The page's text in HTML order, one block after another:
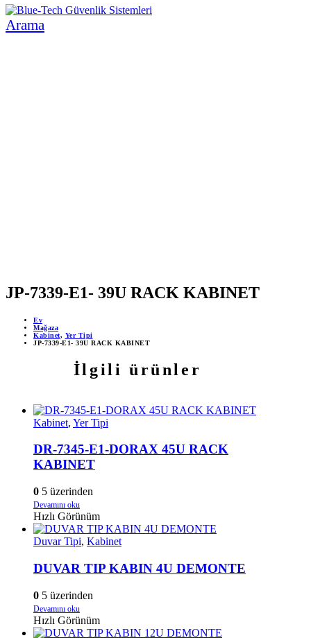
Arama
JP-7339-E1- 39U RACK KABINET
Ev
Mağaza
Kabinet, Yer Tipi
JP-7339-E1- 39U RACK KABINET
İlgili ürünler
Kabinet, Yer Tipi
DR-7345-E1-DORAX 45U RACK
KABINET
0 5 üzerinden
Devamını oku
Hızlı Görünüm
Duvar Tipi, Kabinet
DUVAR TIP KABIN 4U DEMONTE
0 5 üzerinden
Devamını oku
Hızlı Görünüm